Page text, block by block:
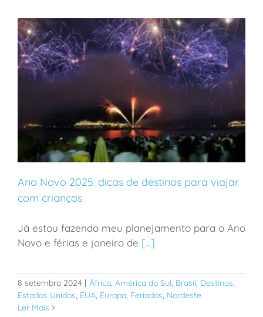
Ano Novo 2025: dicas de destinos para viajar com
crianças
Ano Novo 2025: dicas de destinos para viajar
com crianças
Já estou fazendo meu planejamento para o Ano
Novo e férias e janeiro de [...]
8 setembro 2024 | África, América do Sul, Brasil, Destinos,
Estados Unidos, EUA, Europa, Feriados, Nordeste
Ler Mais